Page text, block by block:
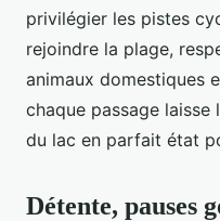
privilégier les pistes
rejoindre la plage,
animaux domestiques
chaque passage laisse
du lac en parfait état
Détente, pauses